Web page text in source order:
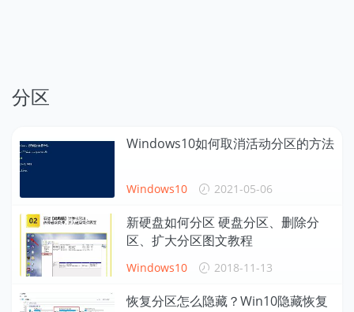
分区
Windows10如何取消活动分区的方法
Windows10 2021-05-06
新硬盘如何分区 硬盘分区、删除分
区、扩大分区图文教程
Windows10 2018-11-13
恢复分区怎么隐藏？Win10隐藏恢复